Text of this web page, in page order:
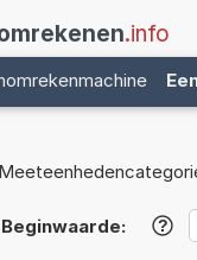
.info
Beginwaarde: ?